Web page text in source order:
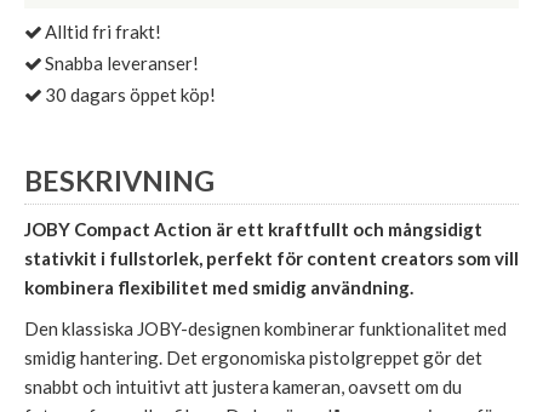
Alltid fri frakt!
Snabba leveranser!
30 dagars öppet köp!
BESKRIVNING
JOBY Compact Action är ett kraftfullt och mångsidigt
stativkit i fullstorlek, perfekt för content creators som vill
kombinera flexibilitet med smidig användning.
Den klassiska JOBY-designen kombinerar funktionalitet med
smidig hantering. Det ergonomiska pistolgreppet gör det
snabbt och intuitivt att justera kameran, oavsett om du